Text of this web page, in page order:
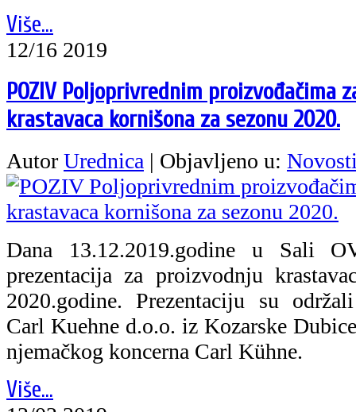
Više...
12/16 2019
POZIV Poljoprivrednim proizvođačima
krastavaca kornišona za sezonu 2020.
Autor Urednica | Objavljeno u:
Dana 13.12.2019.godine u Sali
prezentacija za proizvodnju
2020.godine. Prezentaciju su
Carl Kuehne d.o.o. iz Kozarske
njemačkog koncerna Carl Kühne.
Više...